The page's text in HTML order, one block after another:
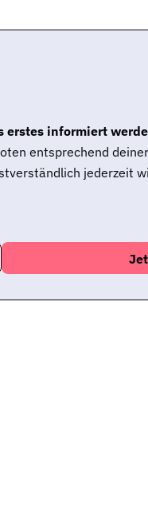
erstes informiert
entsprechend
jederzeit